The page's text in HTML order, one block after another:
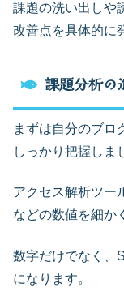
課題の洗い出しや
改善点を具体的に
課題分析の
まずは自分のブロ
しっかり把握しま
アクセス解析ツー
などの数値を細か
数字だけでなく、
になります。